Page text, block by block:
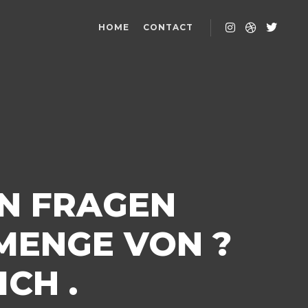
HOME CONTACT
FRAGEN
VON ?
.